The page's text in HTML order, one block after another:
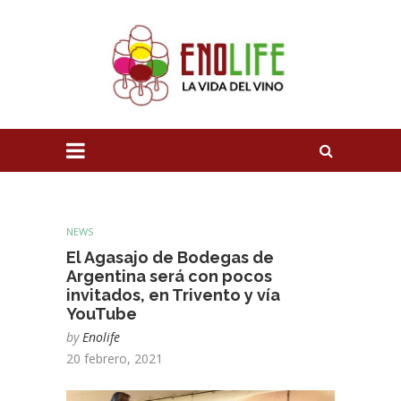
NEWS
El Agasajo de Bodegas de
Argentina será con pocos
invitados, en Trivento y vía
YouTube
by Enolife
20 febrero, 2021